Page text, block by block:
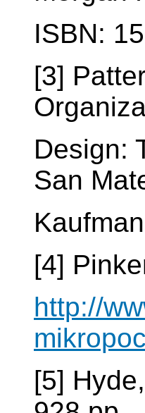
ISBN:
[3]
Design:
San
[4]
http://
[5]